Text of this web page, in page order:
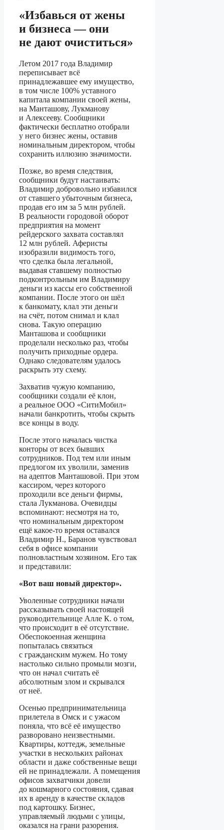
«Избавься от жены
и бизнеса — они
не дают очиститься»
Летом 2017 года Владимир
переписывает всё
принадлежавшее ему имущество,
в том числе 100% уставного
капитала компании своей жены,
на Манташову, Лукманову
и Алексееву. Сообщники
фактически бесплатно отобрали
у него бизнес жены, оставив
номинальным директором, чтобы
сохранить иллюзию значимости.
Позже, во время следствия,
сообщники будут настаивать:
Владимир добровольно избавился
от ставшего убыточным бизнеса,
продав его им за 5 млн рублей.
В реальности городовой оборот
предприятия на момент
рейдерского захвата составлял
12 млн рублей. Аферисты
изобразили видимость того,
что сделка была легальной,
выдавая ставшему полностью
подконтрольным им Владимиру
деньги из кассы его собственной
компании. После этого он шёл
к банкомату, клал эти деньги
на счёт, потом снимал и клал
снова. Такую операцию
Манташова и сообщники
проделали несколько раз, чтобы
получить приходные ордера.
Однако следователям удалось
раскрыть эту схему.
Захватив чужую компанию,
сообщники создали её клон,
а реальное ООО «СитиМобил»
начали банкротить, чтобы скрыть
все концы в воду.
После этого началась чистка
конторы от всех бывших
сотрудников. Под тем или иным
предлогом их уволили, заменив
на адептов Манташовой. При этом
кассиром, через которого
проходили все деньги фирмы,
стала Лукманова. Очевидцы
вспоминают: несмотря на то,
что номинальным директором
ещё какое-то время оставался
Владимир Н., Баранов чувствовал
себя в офисе компании
полновластным хозяином. Его так
и представили:
«Вот ваш новый директор».
Уволенные сотрудники начали
рассказывать своей настоящей
руководительнице Алле К. о том,
что происходит в её отсутствие.
Обеспокоенная женщина
попыталась связаться
с гражданским мужем. Но тому
настолько сильно промыли мозги,
что он начал считать её
абсолютным злом и скрывался
от неё.
Осенью предпринимательница
прилетела в Омск и с ужасом
поняла, что всё её имущество
разворовано неизвестными.
Квартиры, коттедж, земельные
участки в нескольких районах
области и даже собственные вещи
ей не принадлежали. А помещения
офисов захватчики довели
до кошмарного состояния, сдавая
их в аренду в качестве складов
под картошку. Бизнес,
управляемый людьми с улицы,
оказался на грани разорения.